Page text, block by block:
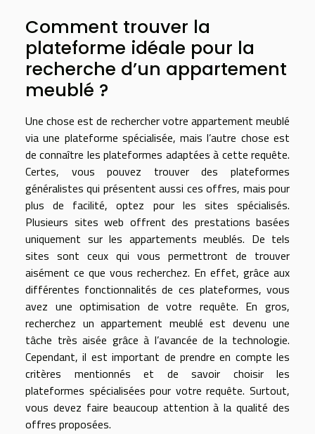
Comment trouver la
plateforme idéale pour la
recherche d’un appartement
meublé ?
Une chose est de rechercher votre appartement meublé
via une plateforme spécialisée, mais l’autre chose est
de connaître les plateformes adaptées à cette requête.
Certes, vous pouvez trouver des plateformes
généralistes qui présentent aussi ces offres, mais pour
plus de facilité, optez pour les sites spécialisés.
Plusieurs sites web offrent des prestations basées
uniquement sur les appartements meublés. De tels
sites sont ceux qui vous permettront de trouver
aisément ce que vous recherchez. En effet, grâce aux
différentes fonctionnalités de ces plateformes, vous
avez une optimisation de votre requête. En gros,
recherchez un appartement meublé est devenu une
tâche très aisée grâce à l’avancée de la technologie.
Cependant, il est important de prendre en compte les
critères mentionnés et de savoir choisir les
plateformes spécialisées pour votre requête. Surtout,
vous devez faire beaucoup attention à la qualité des
offres proposées.